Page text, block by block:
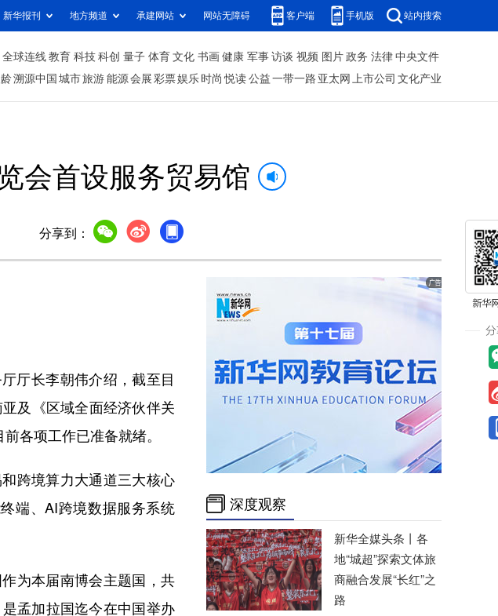
新华报刊 地方频道 承建网站 网站无障碍 客户端 手机版 站内搜索
全球连线 教育 科技 科创 量子 体育 文化 书画 健康 军事 访谈 视频 图片 政务 法律 中央文件
溯源中国 城市旅游 能源 会展 彩票娱乐 时尚 悦读 公益 一带一路 亚太网 上市公司 文化产业
会首设服务贸易馆
分享到：
厅长李朝伟介绍，截至目
及《区域全面经济伙伴关
各项工作已准备就绪。
跨境算力大通道三大核心
端、AI跨境数据服务系统
为本届南博会主题国，共
孟加拉国迄今在中国举办
深度观察
新华全媒头条丨 各
地“城超”探索文体旅
商融合发展“长红”之
路